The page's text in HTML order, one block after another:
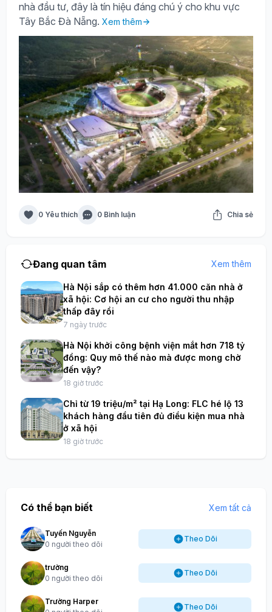
nhà đầu tư, đây là tín hiệu đáng chú ý cho khu vực
Tây Bắc Đà Nẵng. Xem thêm
0 Yêu thích 0 Bình luận Chia sẻ
Đang quan tâm Xem thêm
Hà Nội sắp có thêm hơn 41.000 căn nhà ở
xã hội: Cơ hội an cư cho người thu nhập
thấp đây rồi
7 ngày trước
Hà Nội khởi công bệnh viện mắt hơn 718 tỷ
đồng: Quy mô thế nào mà được mong chờ
đến vậy?
18 giờ trước
Chỉ từ 19 triệu/m² tại Hạ Long: FLC hé lộ 13
khách hàng đầu tiên đủ điều kiện mua nhà
ở xã hội
18 giờ trước
Có thể bạn biết Xem tất cả
Tuyến Nguyễn
0 người theo dõi
Theo Dõi
trường
0 người theo dõi
Theo Dõi
Trường Harper
Theo Dõi